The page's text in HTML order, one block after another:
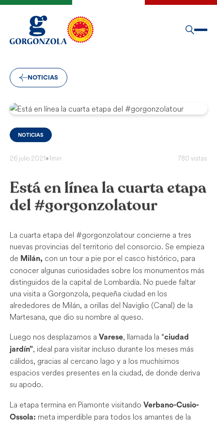
NOTICIAS
NOTICIAS
26 julio 2021•1min 780 vistas
Está en línea la cuarta etapa
del #gorgonzolatour
La cuarta etapa del #gorgonzolatour concierne a tres
nuevas provincias del territorio del consorcio. Se empieza
de Milán, con un tour a pie por el casco histórico, para
conocer algunas curiosidades sobre los monumentos más
distinguidos de la capital de Lombardía. No puede faltar
una visita a Gorgonzola, pequeña ciudad en los
alrededores de Milán, a orillas del Naviglio (Canal) de la
Martesana, que dio su nombre al queso.
Luego nos desplazamos a Varese, llamada la “ciudad
jardín”, ideal para visitar incluso durante los meses más
cálidos, gracias al cercano lago y a los muchísimos
espacios verdes presentes en la ciudad, de donde deriva
su apodo.
La etapa termina en Piamonte visitando Verbano-Cusio-
Ossola: meta imperdible para todos los amantes de la